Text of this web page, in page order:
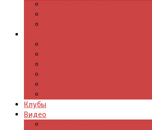
Клубы
Видео